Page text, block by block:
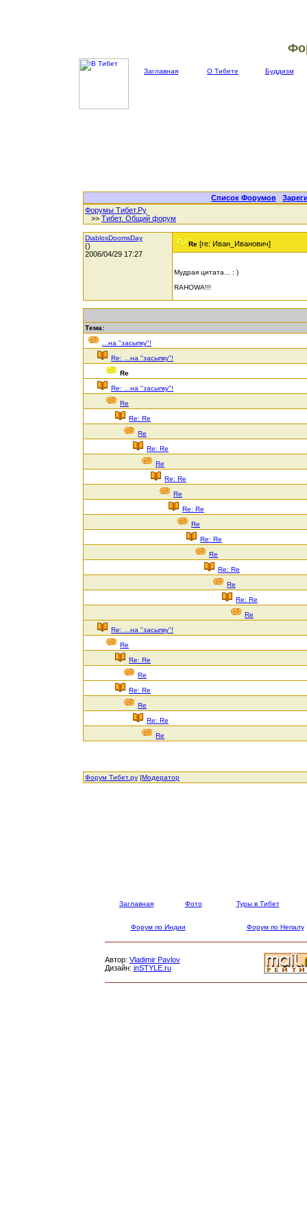
Заглавная О Тибете Буддизм
Список Форумов |
Форумы Тибет.Ру
>> Тибет. Общий форум
DiablosDoomsDay
()
2006/04/29 17:27
Re [re: Иван_Иванович]
Мудрая цитата... : )
RAHOWA!!!
Тема:
...на "засыпку"!
Re: ...на "засыпку"!
Re
Re: ...на "засыпку"!
Re
Re: Re
Re
Re: Re
Re
Re: Re
Re
Re: Re
Re
Re: Re
Re
Re: Re
Re
Re: Re
Re
Re: ...на "засыпку"!
Re
Re: Re
Re
Re: Re
Re
Re: Re
Re
Форум Тибет.ру |Модератор
Заглавная Фото Туры в Тибет
Форум по Индии Форум по Непалу
Автор: Vladimir Pavlov
Дизайн: inSTYLE.ru